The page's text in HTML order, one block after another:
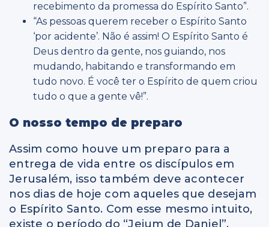
recebimento da promessa do Espírito Santo”.
“As pessoas querem receber o Espírito Santo
‘por acidente’. Não é assim! O Espírito Santo é
Deus dentro da gente, nos guiando, nos
mudando, habitando e transformando em
tudo novo. É você ter o Espírito de quem criou
tudo o que a gente vê!”.
O nosso tempo de preparo
Assim como houve um preparo para a
entrega de vida entre os discípulos em
Jerusalém, isso também deve acontecer
nos dias de hoje com aqueles que desejam
o Espírito Santo. Com esse mesmo intuito,
existe o período do “Jejum de Daniel”.